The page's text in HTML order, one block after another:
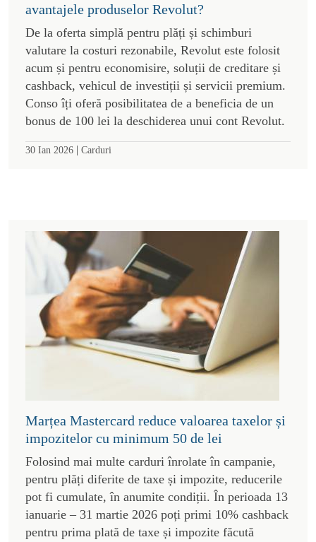
avantajele produselor Revolut?
De la oferta simplă pentru plăți și schimburi
valutare la costuri rezonabile, Revolut este folosit
acum și pentru economisire, soluții de creditare și
cashback, vehicul de investiții și servicii premium.
Conso îți oferă posibilitatea de a beneficia de un
bonus de 100 lei la deschiderea unui cont Revolut.
30 Ian 2026 | Carduri
Marțea Mastercard reduce valoarea taxelor și
impozitelor cu minimum 50 de lei
Folosind mai multe carduri înrolate în campanie,
pentru plăți diferite de taxe și impozite, reducerile
pot fi cumulate, în anumite condiții. În perioada 13
ianuarie – 31 martie 2026 poți primi 10% cashback
pentru prima plată de taxe și impozite făcută